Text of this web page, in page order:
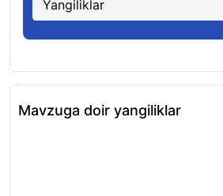
Yangiliklar
Mavzuga doir yangiliklar